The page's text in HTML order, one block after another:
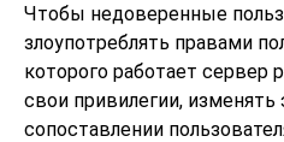
Чтобы недоверенные
злоупотреблять правами
которого работает сервер
свои привилегии, изменять
сопоставлении